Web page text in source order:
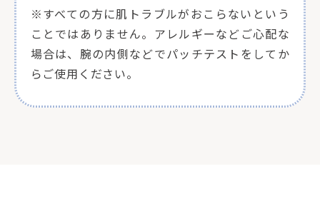
※すべての方に肌トラブルがおこらないという
ことではありません。アレルギーなどご心配な
場合は、腕の内側などでパッチテストをしてか
らご使用ください。